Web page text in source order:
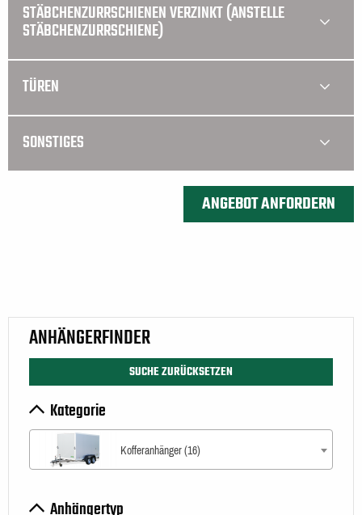
STÄBCHENZURRSCHIENEN VERZINKT (ANSTELLE
STÄBCHENZURRSCHIENE)
TÜREN
SONSTIGES
ANHÄNGERFINDER
SUCHE ZURÜCKSETZEN
Kategorie
Kofferanhänger (16)